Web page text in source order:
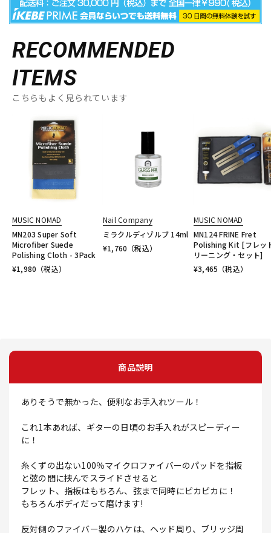
RECOMMENDED
ITEMS
こちらもよく見られています
MUSIC NOMAD
MN203 Super Soft
Microfiber Suede
Polishing Cloth - 3Pack
¥1,980 （税込）
Nail Company
ミラクルディゾルブ 14ml
¥1,760 （税込）
MUSIC NOMAD
MN124 FRINE Fret
Polishing Kit [フレッ
リーニング・セット]
¥3,465 （税込）
商品説明
ありそうで無かった、便利なお手入れツール！
これ1本あれば、ギターの日頃のお手入れがスピーディー
に！
糸くずの出ない100％マイクロファイバーのパッドを指板
と弦の間に挟んでスライドさせると
フレット、指板はもちろん、弦まで同時にピカピカに！
もちろんボディだって磨けます!
反対側のファイバー製のハケは、ヘッド周り、ブリッジ周